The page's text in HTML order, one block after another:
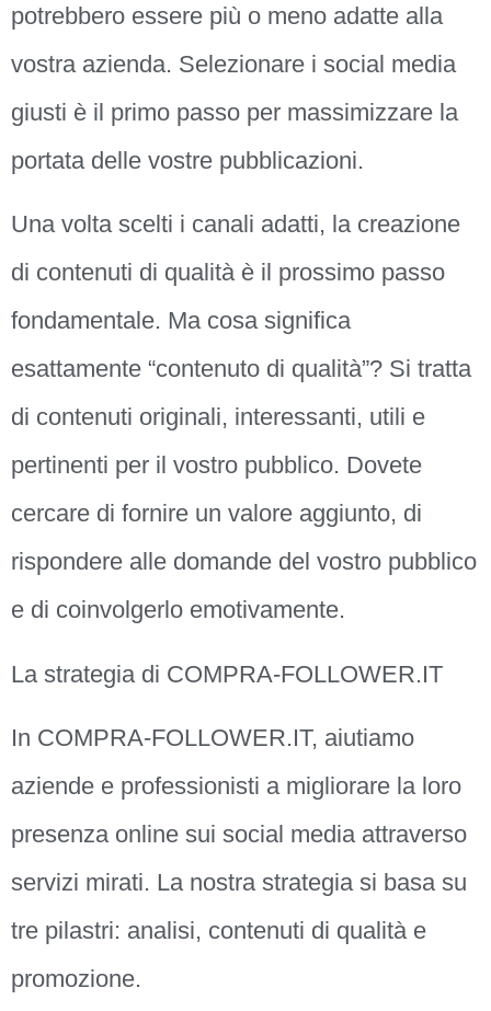
potrebbero essere più o meno adatte alla
vostra azienda. Selezionare i social media
giusti è il primo passo per massimizzare la
portata delle vostre pubblicazioni.
Una volta scelti i canali adatti, la creazione
di contenuti di qualità è il prossimo passo
fondamentale. Ma cosa significa
esattamente “contenuto di qualità”? Si tratta
di contenuti originali, interessanti, utili e
pertinenti per il vostro pubblico. Dovete
cercare di fornire un valore aggiunto, di
rispondere alle domande del vostro pubblico
e di coinvolgerlo emotivamente.
La strategia di COMPRA-FOLLOWER.IT
In COMPRA-FOLLOWER.IT, aiutiamo
aziende e professionisti a migliorare la loro
presenza online sui social media attraverso
servizi mirati. La nostra strategia si basa su
tre pilastri: analisi, contenuti di qualità e
promozione.